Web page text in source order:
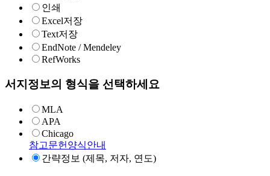
인쇄
Excel저장
Text저장
EndNote / Mendeley
RefWorks
서지정보의 형식을 선택하세요
MLA
APA
Chicago
참고문헌양식안내
간략정보 (제목, 저자, 연도)